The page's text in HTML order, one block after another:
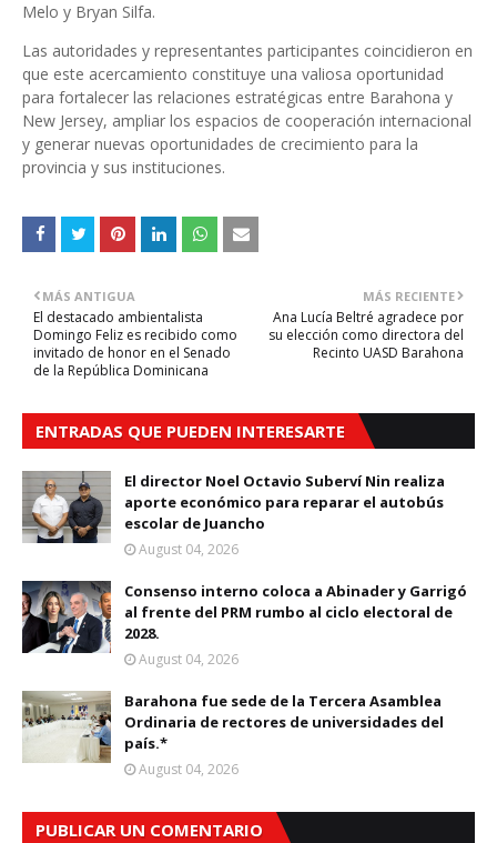
Melo y Bryan Silfa.
Las autoridades y representantes participantes coincidieron en
que este acercamiento constituye una valiosa oportunidad
para fortalecer las relaciones estratégicas entre Barahona y
New Jersey, ampliar los espacios de cooperación internacional
y generar nuevas oportunidades de crecimiento para la
provincia y sus instituciones.
MÁS RECIENTE
Ana Lucía Beltré agradece por
su elección como directora del
Recinto UASD Barahona
MÁS ANTIGUA
El destacado ambientalista
Domingo Feliz es recibido como
invitado de honor en el Senado
de la República Dominicana
ENTRADAS QUE PUEDEN INTERESARTE
El director Noel Octavio Suberví Nin realiza
aporte económico para reparar el autobús
escolar de Juancho
August 04, 2026
Consenso interno coloca a Abinader y Garrigó
al frente del PRM rumbo al ciclo electoral de
2028.
August 04, 2026
Barahona fue sede de la Tercera Asamblea
Ordinaria de rectores de universidades del
país.*
August 04, 2026
PUBLICAR UN COMENTARIO